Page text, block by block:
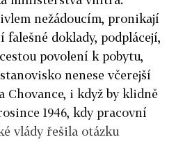
nežádoucím, pronikají
falešné doklady, podplácejí,
povolení k pobytu,
nenese včerejší
Chovance, i když by klidně
1946, kdy pracovní
vlády řešila otázku